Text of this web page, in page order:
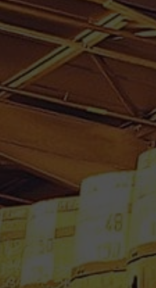
LONGUETEAU
cl 73.51° 2015